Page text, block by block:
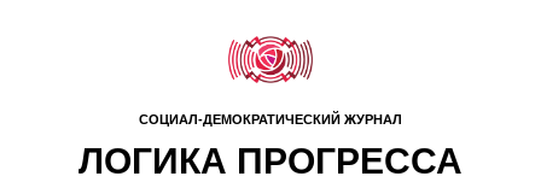
СОЦИАЛ-ДЕМОКРАТИЧЕСКИЙ ЖУРНАЛ
ЛОГИКА ПРОГРЕССА